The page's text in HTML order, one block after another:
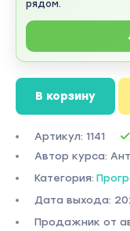
рядом.
В корзину
Артикул: 1141
Автор курса:
Категория:
Дата выхода:
Продажник от